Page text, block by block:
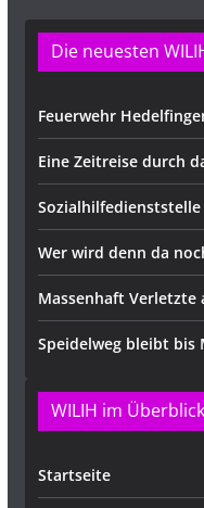
Die neuesten
Feuerwehr
Eine Zeitreise durch
Wer wird denn da
Massenhaft Verletzte
Speidelweg bleibt bis
WILIH im Überblick
Startseite